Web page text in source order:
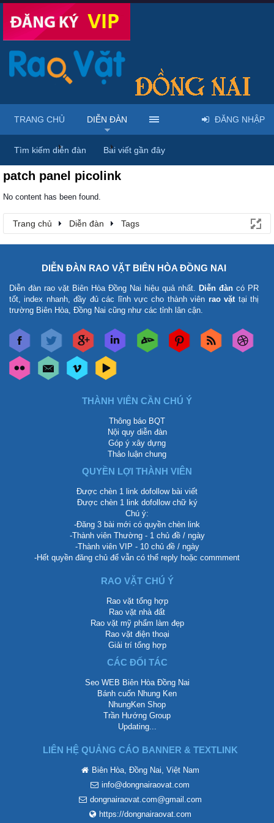
Trang chủ Diễn đàn Tags
patch panel picolink
No content has been found.
Trang chủ Diễn đàn Tags
TRANG CHỦ DIỄN ĐÀN
Tìm kiếm diễn đàn Bài viết gần đây
ĐĂNG NHẬP
DIỄN ĐÀN RAO VẶT BIÊN HÒA ĐỒNG NAI
Diễn đàn rao vặt Biên Hòa Đồng Nai hiệu quả nhất. Diễn đàn có PR
tốt, index nhanh, đầy đủ các lĩnh vực cho thành viên rao vặttại thị
trường Biên Hòa, Đồng Nai cũng như các tỉnh lân cận.
THÀNH VIÊN CẦN CHÚ Ý
Thông báo BQT
Nội quy diễn đàn
Góp ý xây dựng
Thảo luận chung
QUYỀN LỢI THÀNH VIÊN
Được chèn 1 link dofollow bài viết
Được chèn 1 link dofollow chữ ký
Chú ý:
-Đăng 3 bài mới có quyền chèn link
-Thành viên Thường - 1 chủ đề / ngày
-Thành viên VIP - 10 chủ đề / ngày
-Hết quyền đăng chủ để vẫn có thể reply hoặc commment
RAO VẶT CHÚ Ý
Rao vặt tổng hợp
Rao vặt nhà đất
Rao vặt mỹ phẩm làm đẹp
Rao vặt điện thoại
Giải trí tổng hợp
CÁC ĐỐI TÁC
Seo WEB Biên Hòa Đồng Nai
Bánh cuốn Nhung Ken
NhungKen Shop
Trần Hướng Group
Updating...
LIÊN HỆ QUẢNG CÁO BANNER & TEXTLINK
Biên Hòa, Đồng Nai, Việt Nam
info@dongnairaovat.com
dongnairaovat.com@gmail.com
https://dongnairaovat.com